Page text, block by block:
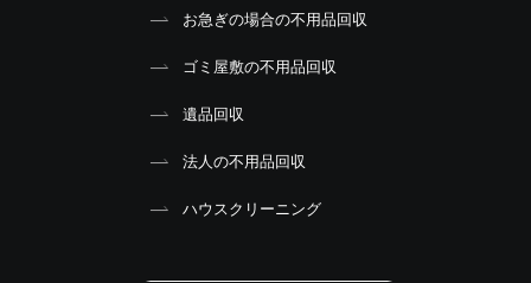
お急ぎの場合の不用品回収
ゴミ屋敷の不用品回収
遺品回収
法人の不用品回収
ハウスクリーニング